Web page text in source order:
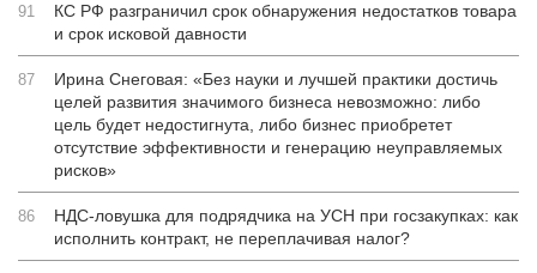
91
КС РФ разграничил срок обнаружения недостатков товара
и срок исковой давности
87
Ирина Снеговая: «Без науки и лучшей практики достичь
целей развития значимого бизнеса невозможно: либо
цель будет недостигнута, либо бизнес приобретет
отсутствие эффективности и генерацию неуправляемых
рисков»
86
НДС-ловушка для подрядчика на УСН при госзакупках: как
исполнить контракт, не переплачивая налог?